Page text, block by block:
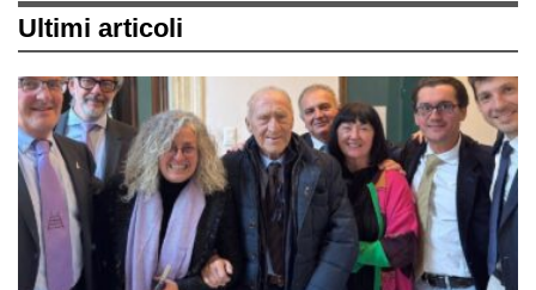
Ultimi articoli